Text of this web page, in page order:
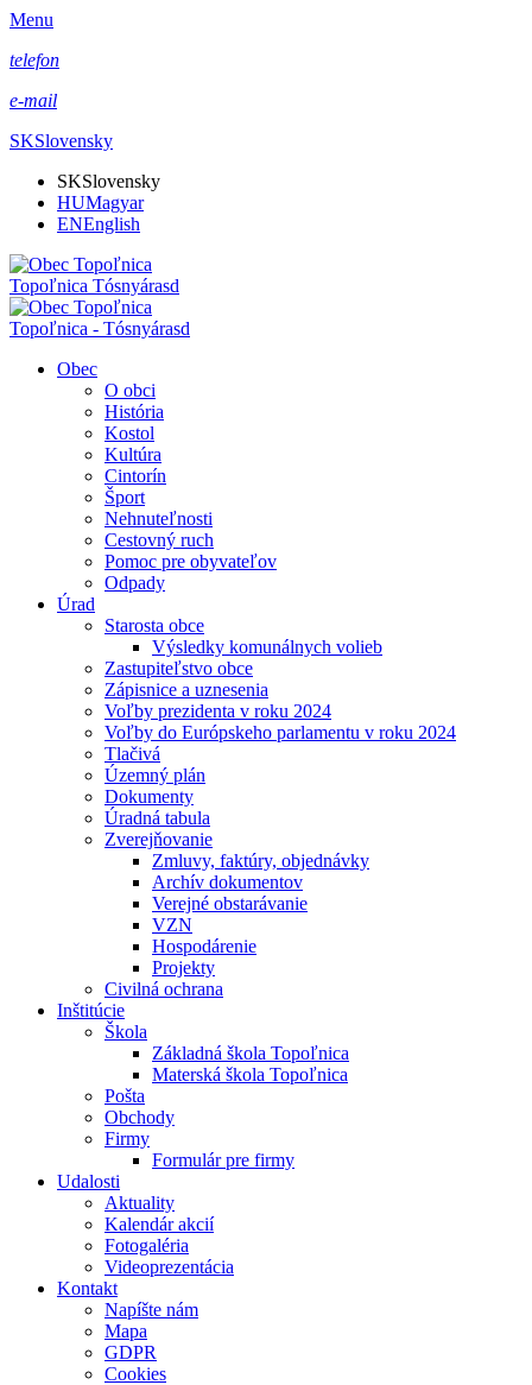
Menu
telefon
e-mail
SKSlovensky
SKSlovensky
HUMagyar
ENEnglish
Topoľnica Tósnyárasd
Topoľnica - Tósnyárasd
Obec
O obci
História
Kostol
Kultúra
Cintorín
Šport
Nehnuteľnosti
Cestovný ruch
Pomoc pre obyvateľov
Odpady
Úrad
Starosta obce
Výsledky komunálnych volieb
Zastupiteľstvo obce
Zápisnice a uznesenia
Voľby prezidenta v roku 2024
Voľby do Európskeho parlamentu v roku 2024
Tlačivá
Územný plán
Dokumenty
Úradná tabula
Zverejňovanie
Zmluvy, faktúry, objednávky
Archív dokumentov
Verejné obstarávanie
VZN
Hospodárenie
Projekty
Civilná ochrana
Inštitúcie
Škola
Základná škola Topoľnica
Materská škola Topoľnica
Pošta
Obchody
Firmy
Formulár pre firmy
Udalosti
Aktuality
Kalendár akcií
Fotogaléria
Videoprezentácia
Kontakt
Napíšte nám
Mapa
GDPR
Cookies